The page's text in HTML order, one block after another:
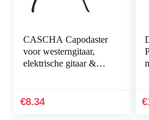
CASCHA Capodaster
voor westerngitaar,
elektrische gitaar &
gitaarclip,
€8.34 €